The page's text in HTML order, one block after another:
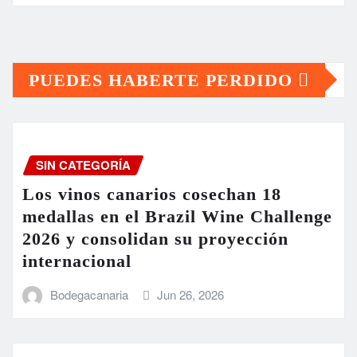
PUEDES HABERTE PERDIDO
SIN CATEGORÍA
Los vinos canarios cosechan 18
medallas en el Brazil Wine Challenge
2026 y consolidan su proyección
internacional
Bodegacanaria Jun 26, 2026